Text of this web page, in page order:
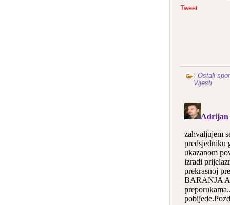
Tweet
: Ostali
Vijesti